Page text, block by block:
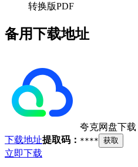
转换版PDF
备用下载地址
夸克网盘下载
下载地址提取码： **** 获取
立即下载